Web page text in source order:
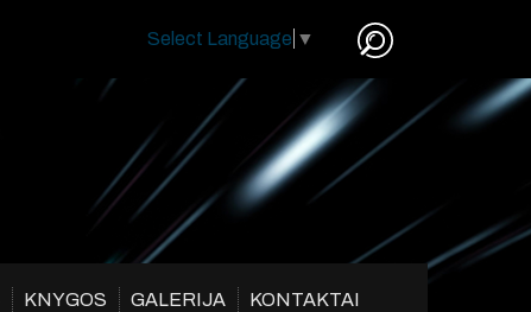
Select Language ▼
KNYGOS GALERIJA KONTAKTAI